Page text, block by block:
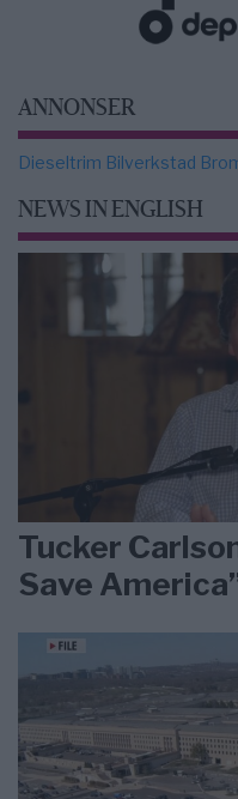
ANNONSER
Dieseltrim Bilverkstad
NEWS IN ENGLISH
Tucker
Save